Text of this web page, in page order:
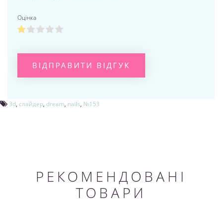
Оцінка
ВІДПРАВИТИ ВІДГУК
3d, слайдер, dream, nails, №153
РЕКОМЕНДОВАНІ
ТОВАРИ